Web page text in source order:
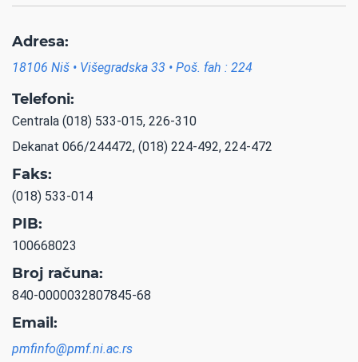
Adresa:
18106 Niš • Višegradska 33 • Poš. fah : 224
Telefoni:
Centrala (018) 533-015, 226-310
Dekanat 066/244472, (018) 224-492, 224-472
Faks:
(018) 533-014
PIB:
100668023
Broj računa:
840-0000032807845-68
Email:
pmfinfo@pmf.ni.ac.rs